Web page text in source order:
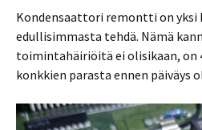
Kondensaattori remontti on yksi
edullisimmasta tehdä. Nämä
toimintahäiriöitä ei olisikaan, on
konkkien parasta ennen päiväys